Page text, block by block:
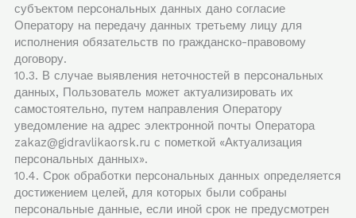
субъектом персональных данных дано согласие
Оператору на передачу данных третьему лицу для
исполнения обязательств по гражданско-правовому
договору.
10.3. В случае выявления неточностей в персональных
данных, Пользователь может актуализировать их
самостоятельно, путем направления Оператору
уведомление на адрес электронной почты Оператора
zakaz@gidravlikaorsk.ru с пометкой «Актуализация
персональных данных».
10.4. Срок обработки персональных данных определяется
достижением целей, для которых были собраны
персональные данные, если иной срок не предусмотрен